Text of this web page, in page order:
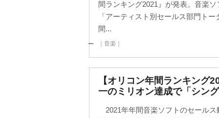
間ランキング2021』が発表。音楽
「アーティスト別セールス部門ト
間...
｜音楽｜
【オリコン年間ランキング
一のミリオン達成で「シン
2021年年間音楽ソフトのセールス